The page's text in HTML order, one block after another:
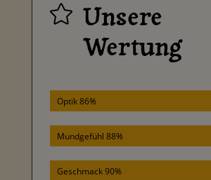
 Unsere
Wertung
Optik 86%
Mundgefühl 88%
Geschmack 90%